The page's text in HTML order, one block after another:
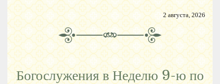
2 августа, 2026
Богослужения в Неделю 9-ю по